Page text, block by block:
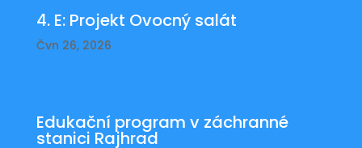
4. E: Projekt Ovocný salát
Čvn 26, 2026
Edukační program v záchranné
stanici Rajhrad